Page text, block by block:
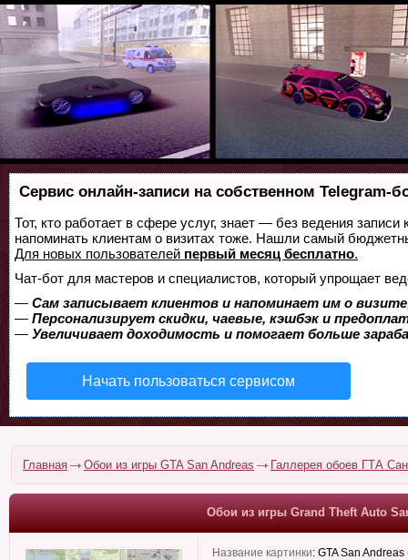
Сервис онлайн-записи на собственном Telegram-
Тот, кто работает в сфере услуг, знает — без ведения
напоминать клиентам о визитах тоже. Нашли самый
Для новых пользователей первый месяц бесплатно.
Чат-бот для мастеров и специалистов, который упрощает
— Сам записывает клиентов и напоминает им о
— Персонализирует скидки, чаевые, кэшбэк и
— Увеличивает доходимость и помогает больше
Начать пользоваться сервисом
Главная Обои из игры GTA San Andreas Галлерея обоев ГТА
Обои из игры Grand Theft Auto
Название картинки: GTA San Andreas